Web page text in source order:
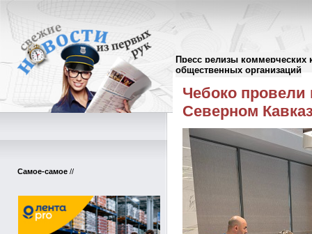
Пресс релизы коммерческих
общественных организаций
Самое-самое //
Пресс-релизы//
Чебоко
Северном